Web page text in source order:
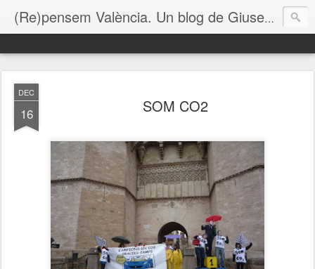
(Re)pensem València. Un blog de Giuseppe Grezzi
DEC
16 SOM CO2